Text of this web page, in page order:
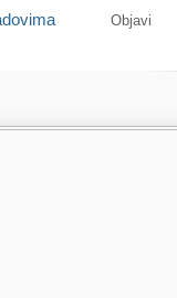
Objavi